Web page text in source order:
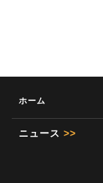
ホーム
ニュース >>